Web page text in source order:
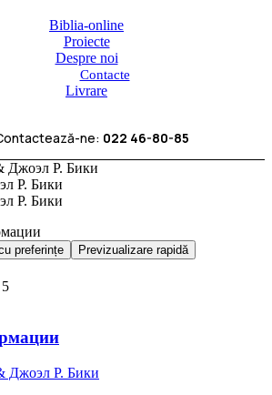
Biblia-online
Proiecte
Despre noi
Contacte
Livrare
ne: 022 46-80-85
Джоэл Р. Бики
Р. Бики
Р. Бики
preferințe
Previzualizare rapidă
Джоэл Р. Бики